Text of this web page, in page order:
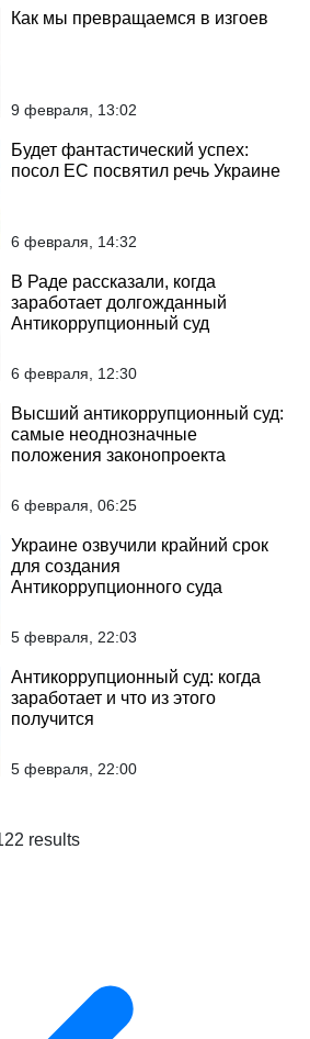
Как мы превращаемся в изгоев
9 февраля, 13:02
Будет фантастический успех:
посол ЕС посвятил речь Украине
6 февраля, 14:32
В Раде рассказали, когда
заработает долгожданный
Антикоррупционный суд
6 февраля, 12:30
Высший антикоррупционный суд:
самые неоднозначные
положения законопроекта
6 февраля, 06:25
Украине озвучили крайний срок
для создания
Антикоррупционного суда
5 февраля, 22:03
Антикоррупционный суд: когда
заработает и что из этого
получится
5 февраля, 22:00
results